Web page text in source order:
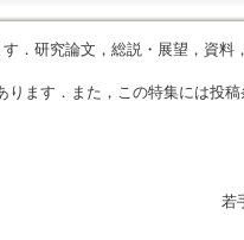
．研究論文，総説・展望，資料
ます．また，この特集には投
若